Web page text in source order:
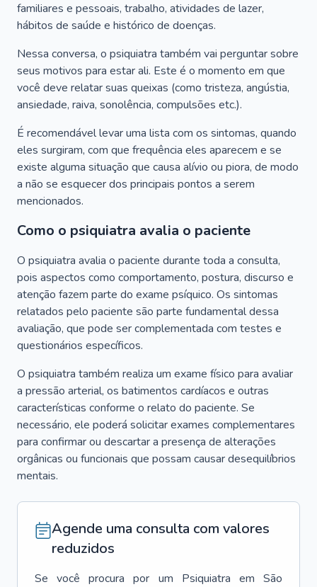
familiares e pessoais, trabalho, atividades de lazer,
hábitos de saúde e histórico de doenças.
Nessa conversa, o psiquiatra também vai perguntar sobre
seus motivos para estar ali. Este é o momento em que
você deve relatar suas queixas (como tristeza, angústia,
ansiedade, raiva, sonolência, compulsões etc.).
É recomendável levar uma lista com os sintomas, quando
eles surgiram, com que frequência eles aparecem e se
existe alguma situação que causa alívio ou piora, de modo
a não se esquecer dos principais pontos a serem
mencionados.
Como o psiquiatra avalia o paciente
O psiquiatra avalia o paciente durante toda a consulta,
pois aspectos como comportamento, postura, discurso e
atenção fazem parte do exame psíquico. Os sintomas
relatados pelo paciente são parte fundamental dessa
avaliação, que pode ser complementada com testes e
questionários específicos.
O psiquiatra também realiza um exame físico para avaliar
a pressão arterial, os batimentos cardíacos e outras
características conforme o relato do paciente. Se
necessário, ele poderá solicitar exames complementares
para confirmar ou descartar a presença de alterações
orgânicas ou funcionais que possam causar desequilíbrios
mentais.
Agende uma consulta com valores
reduzidos
Se você procura por um Psiquiatra em São